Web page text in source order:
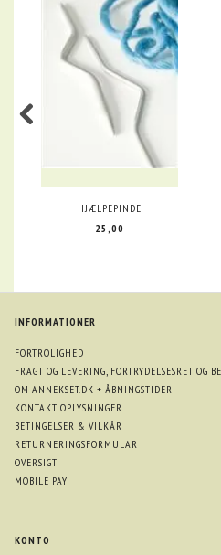
HJÆLPEPINDE
25,00
INFORMATIONER
FORTROLIGHED
FRAGT OG LEVERING, FORTRYDELSESRET OG
OM ANNEKSET.DK + ÅBNINGSTIDER
KONTAKT OPLYSNINGER
BETINGELSER & VILKÅR
RETURNERINGSFORMULAR
OVERSIGT
MOBILE PAY
KONTO